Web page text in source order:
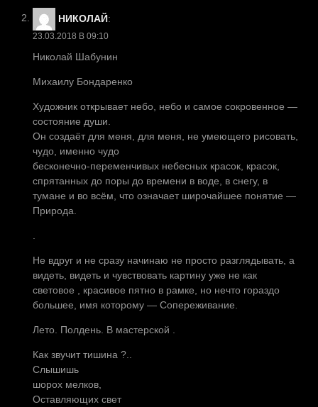
НИКОЛАЙ:
23.03.2018 В 09:10
Николай Шабунин
Михаилу Бондаренко
Художник открывает небо, небо и самое сокровенное —
состояние души.
Он создаёт для меня, для меня, не умеющего рисовать,
чудо, именно чудо
бесконечно-переменчивых небесных красок, красок,
спрятанных до поры до времени в воде, в снегу, в
тумане и во всём, что означает широчайшее понятие —
Природа.
Не вдруг и не сразу начинаю не просто разглядывать, а
видеть, видеть и чувствовать картину уже не как
световое , красивое пятно в рамке, но нечто гораздо
большее, имя которому — Сопереживание.
Лето. Полдень. В мастерской .
Как звучит тишина ?..
Слышишь
шорох мелков,
Оставляющих свет